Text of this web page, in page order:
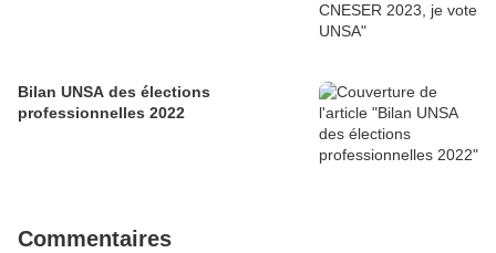
Bilan UNSA des élections
professionnelles 2022
Commentaires